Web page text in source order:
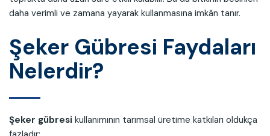
daha verimli ve zamana yayarak kullanmasına imkân tanır.
Şeker Gübresi Faydaları
Nelerdir?
Şeker gübresi kullanımının tarımsal üretime katkıları oldukça